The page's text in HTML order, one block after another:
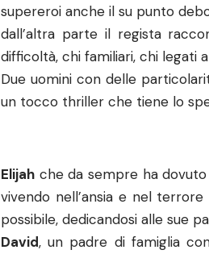
supereroi anche il su punto
dall’altra parte il regista
difficoltà, chi familiari, chi legati
Due uomini con delle
un tocco thriller che tiene lo
Elijah che da sempre ha
vivendo nell’ansia e nel
possibile, dedicandosi alle sue
David, un padre di famiglia